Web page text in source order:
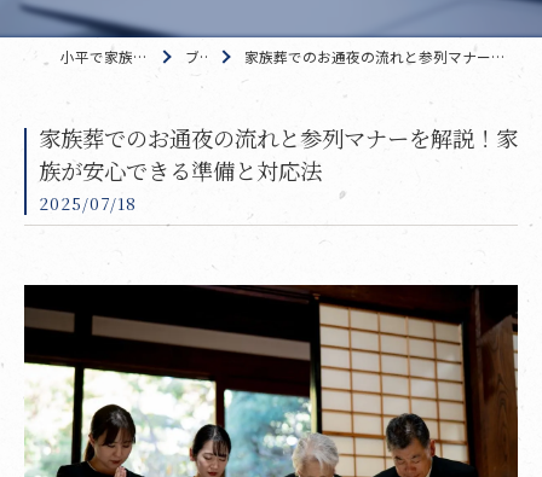
小平で家族葬なら 法善寺 ブログ 家族葬でのお通夜の流れと参列マナーを解説！家族が安心できる準備と対応法
家族葬でのお通夜の流れと参列マナーを解説！家
族が安心できる準備と対応法
2025/07/18